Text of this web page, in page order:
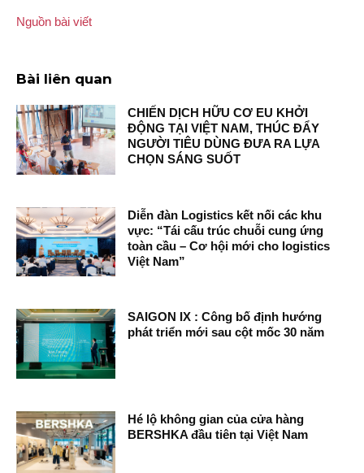
Nguồn bài viết
Bài liên quan
CHIẾN DỊCH HỮU CƠ EU KHỞI
ĐỘNG TẠI VIỆT NAM, THÚC ĐẨY
NGƯỜI TIÊU DÙNG ĐƯA RA LỰA
CHỌN SÁNG SUỐT
Diễn đàn Logistics kết nối các khu
vực: “Tái cấu trúc chuỗi cung ứng
toàn cầu – Cơ hội mới cho logistics
Việt Nam”
SAIGON IX : Công bố định hướng
phát triển mới sau cột mốc 30 năm
Hé lộ không gian của cửa hàng
BERSHKA đầu tiên tại Việt Nam